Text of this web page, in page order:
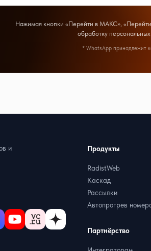
Нажимая кнопки «Перейти в МАКС», «Перейти
обработку
* WhatsApp принадлежит
и
Продукты
RadistWeb
Каскад
Рассылки
Автопрогрев
Партнёрство